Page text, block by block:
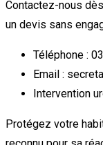
Contactez-nous
un devis sans
Téléphone :
Email :
Intervention
Protégez votre